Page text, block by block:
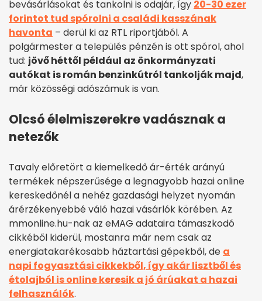
bevásárlásokat és tankolni is odajár, így 20-30 ezer
forintot tud spórolni a családi kasszának
havonta – derül ki az RTL riportjából. A
polgármester a település pénzén is ott spórol, ahol
tud: jövő héttől például az önkormányzati
autókat is román benzinkútról tankolják majd,
már közösségi adószámuk is van.
Olcsó élelmiszerekre vadásznak a
netezők
Tavaly előretört a kiemelkedő ár-érték arányú
termékek népszerűsége a legnagyobb hazai online
kereskedőnél a nehéz gazdasági helyzet nyomán
árérzékenyebbé váló hazai vásárlók körében. Az
mmonline.hu-nak az eMAG adataira támaszkodó
cikkéből kiderül, mostanra már nem csak az
energiatakarékosabb háztartási gépekből, de a
napi fogyasztási cikkekből, így akár lisztből és
étolajból is online keresik a jó árúakat a hazai
felhasználók.